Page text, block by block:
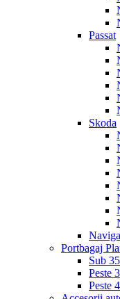
Passat
Skoda
Portbagaj
Sub
Peste
Peste